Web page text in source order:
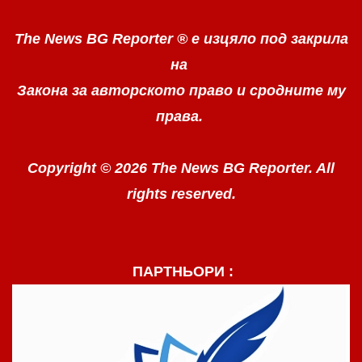
The News BG Reporter ® е изцяло под закрила
на
Закона за авторското право и сродните му
права.
Copyright © 2026 The News BG Reporter. All
rights reserved.
ПАРТНЬОРИ :